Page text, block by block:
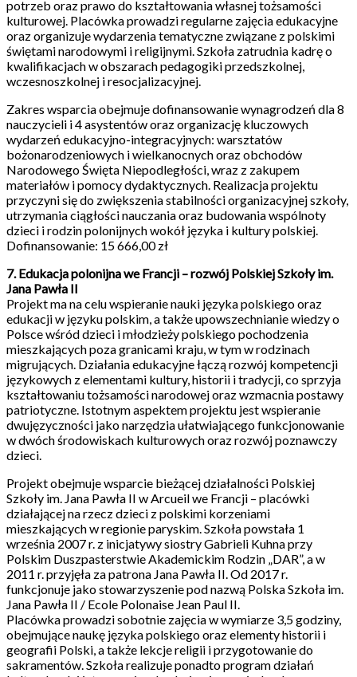
potrzeb oraz prawo do kształtowania własnej tożsamości
kulturowej. Placówka prowadzi regularne zajęcia edukacyjne
oraz organizuje wydarzenia tematyczne związane z polskimi
świętami narodowymi i religijnymi. Szkoła zatrudnia kadrę o
kwalifikacjach w obszarach pedagogiki przedszkolnej,
wczesnoszkolnej i resocjalizacyjnej.
Zakres wsparcia obejmuje dofinansowanie wynagrodzeń dla 8
nauczycieli i 4 asystentów oraz organizację kluczowych
wydarzeń edukacyjno-integracyjnych: warsztatów
bożonarodzeniowych i wielkanocnych oraz obchodów
Narodowego Święta Niepodległości, wraz z zakupem
materiałów i pomocy dydaktycznych. Realizacja projektu
przyczyni się do zwiększenia stabilności organizacyjnej szkoły,
utrzymania ciągłości nauczania oraz budowania wspólnoty
dzieci i rodzin polonijnych wokół języka i kultury polskiej.
Dofinansowanie: 15 666,00 zł
7. Edukacja polonijna we Francji – rozwój Polskiej Szkoły im.
Jana Pawła II
Projekt ma na celu wspieranie nauki języka polskiego oraz
edukacji w języku polskim, a także upowszechnianie wiedzy o
Polsce wśród dzieci i młodzieży polskiego pochodzenia
mieszkających poza granicami kraju, w tym w rodzinach
migrujących. Działania edukacyjne łączą rozwój kompetencji
językowych z elementami kultury, historii i tradycji, co sprzyja
kształtowaniu tożsamości narodowej oraz wzmacnia postawy
patriotyczne. Istotnym aspektem projektu jest wspieranie
dwujęzyczności jako narzędzia ułatwiającego funkcjonowanie
w dwóch środowiskach kulturowych oraz rozwój poznawczy
dzieci.
Projekt obejmuje wsparcie bieżącej działalności Polskiej
Szkoły im. Jana Pawła II w Arcueil we Francji – placówki
działającej na rzecz dzieci z polskimi korzeniami
mieszkających w regionie paryskim. Szkoła powstała 1
września 2007 r. z inicjatywy siostry Gabrieli Kuhna przy
Polskim Duszpasterstwie Akademickim Rodzin „DAR”, a w
2011 r. przyjęła za patrona Jana Pawła II. Od 2017 r.
funkcjonuje jako stowarzyszenie pod nazwą Polska Szkoła im.
Jana Pawła II / Ecole Polonaise Jean Paul II.
Placówka prowadzi sobotnie zajęcia w wymiarze 3,5 godziny,
obejmujące naukę języka polskiego oraz elementy historii i
geografii Polski, a także lekcje religii i przygotowanie do
sakramentów. Szkoła realizuje ponadto program działań